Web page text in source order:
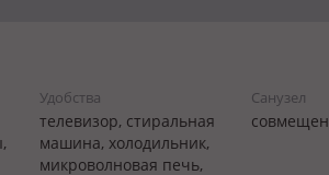
Удобства
телевизор, стиральная
машина, холодильник,
микроволновая печь,
Санузел
совмещен